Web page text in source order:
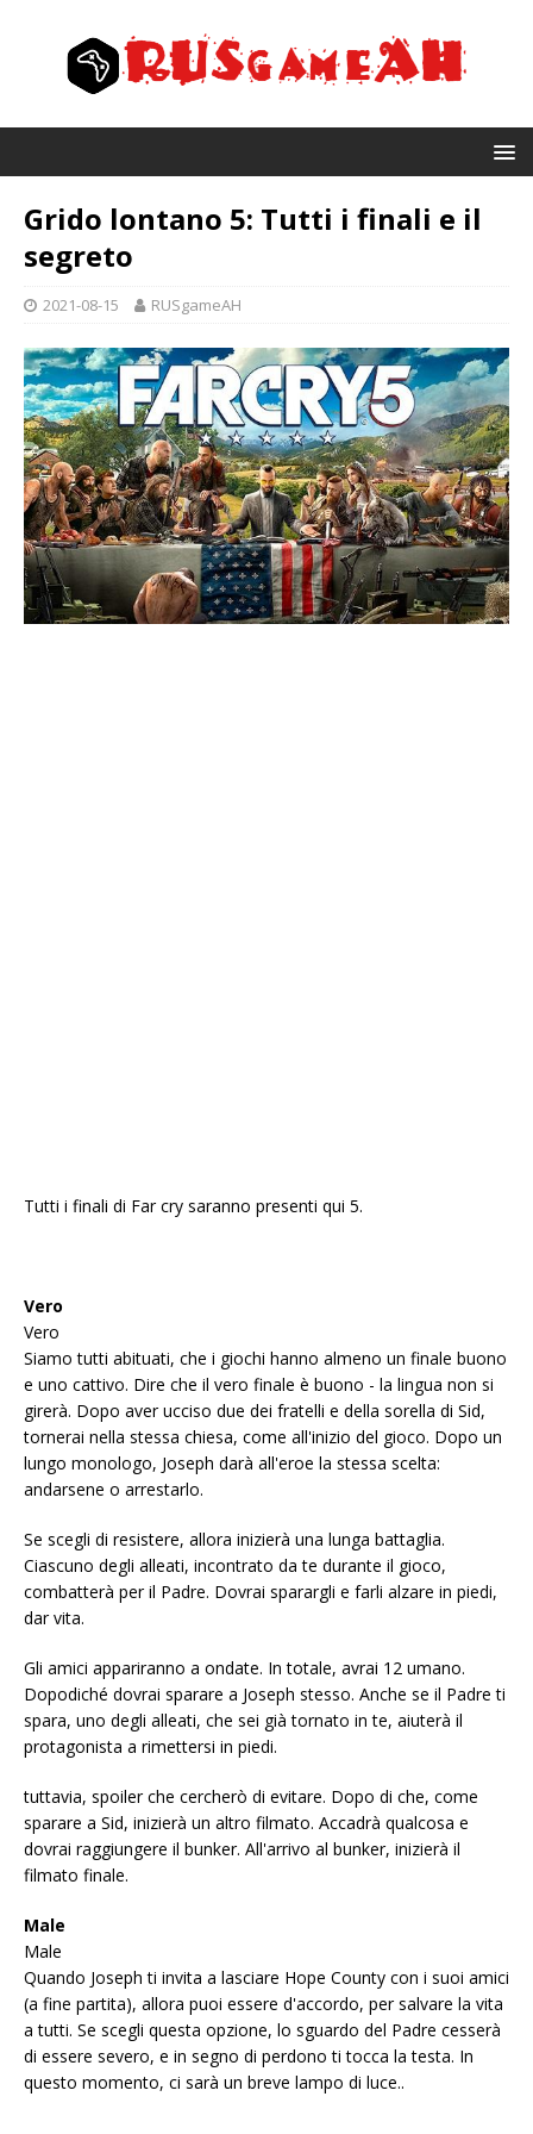
Grido lontano 5: Tutti i finali e il
segreto
2021-08-15 RUSgameAH
Tutti i finali di Far cry saranno presenti qui 5.
Vero
Vero
Siamo tutti abituati, che i giochi hanno almeno un finale buono
e uno cattivo. Dire che il vero finale è buono - la lingua non si
girerà. Dopo aver ucciso due dei fratelli e della sorella di Sid,
tornerai nella stessa chiesa, come all'inizio del gioco. Dopo un
lungo monologo, Joseph darà all'eroe la stessa scelta:
andarsene o arrestarlo.
Se scegli di resistere, allora inizierà una lunga battaglia.
Ciascuno degli alleati, incontrato da te durante il gioco,
combatterà per il Padre. Dovrai sparargli e farli alzare in piedi,
dar vita.
Gli amici appariranno a ondate. In totale, avrai 12 umano.
Dopodiché dovrai sparare a Joseph stesso. Anche se il Padre ti
spara, uno degli alleati, che sei già tornato in te, aiuterà il
protagonista a rimettersi in piedi.
tuttavia, spoiler che cercherò di evitare. Dopo di che, come
sparare a Sid, inizierà un altro filmato. Accadrà qualcosa e
dovrai raggiungere il bunker. All'arrivo al bunker, inizierà il
filmato finale.
Male
Male
Quando Joseph ti invita a lasciare Hope County con i suoi amici
(a fine partita), allora puoi essere d'accordo, per salvare la vita
a tutti. Se scegli questa opzione, lo sguardo del Padre cesserà
di essere severo, e in segno di perdono ti tocca la testa. In
questo momento, ci sarà un breve lampo di luce..